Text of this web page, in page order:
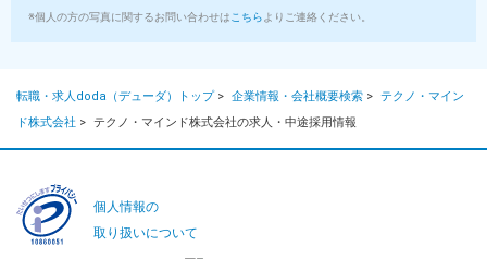
※個人の方の写真に関するお問い合わせは こちら よりご連絡ください。
転職・求人doda（デューダ）トップ> 企業情報・会社概要検索 > テクノ・マイン
ド株式会社 > テクノ・マインド株式会社の求人・中途採用情報
個人情報の
取り扱いについて